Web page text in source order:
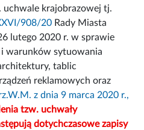
uchwale krajobrazowej tj.
908/20 Rady Miasta
lutego 2020 r. w sprawie
i warunków sytuowania
tablic
reklamowych oraz
z dnia 9 marca 2020 r.,
tzw. uchwały
dotychczasowe zapisy